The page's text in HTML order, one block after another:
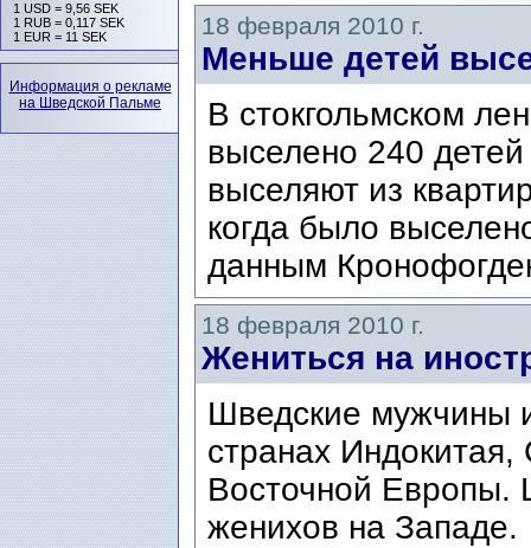
18 февраля 2010 г.
Меньше детей
В стокгольмском
выселено 240
выселяют из
когда было
данным
18 февраля 2010 г.
Жениться на
Шведские мужчины
странах
Восточной
женихов на Западе.
1 USD = 9,56 SEK
1 RUB = 0,117 SEK
1 EUR = 11 SEK
Информация о рекламе
на Шведской Пальме